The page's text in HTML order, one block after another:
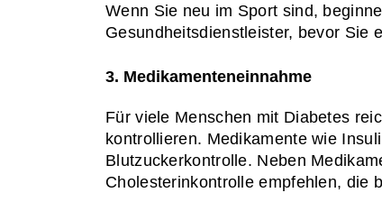
Wenn Sie neu im Sport sind,
Gesundheitsdienstleister, bevor Sie
3. Medikamenteneinnahme
Für viele Menschen mit Diabetes
kontrollieren. Medikamente wie
Blutzuckerkontrolle. Neben
Cholesterinkontrolle empfehlen, die